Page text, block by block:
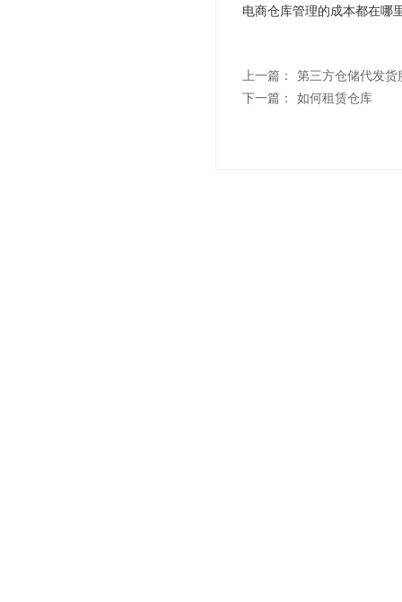
电商仓库管理的成本都在哪
上一篇：
第三方仓储代发货
下一篇：
如何租赁仓库